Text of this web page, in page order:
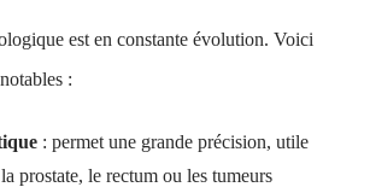
est en constante évolution. Voici
:
: permet une grande précision, utile
prostate, le rectum ou les tumeurs